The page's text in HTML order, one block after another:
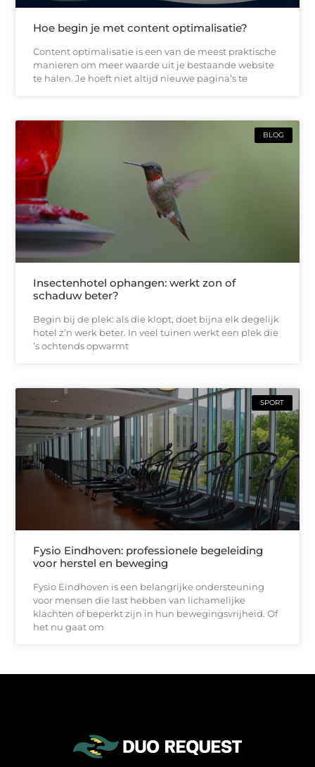
Hoe begin je met content optimalisatie?
Content optimalisatie is een van de meest praktische
manieren om meer waarde uit je bestaande website
te halen. Je hoeft niet altijd nieuwe pagina’s te
BLOG
Insectenhotel ophangen: werkt zon of
schaduw beter?
Begin bij de plek: als die klopt, doet bijna elk degelijk
hotel z’n werk beter. In veel tuinen werkt een plek die
’s ochtends opwarmt
SPORT
Fysio Eindhoven: professionele begeleiding
voor herstel en beweging
Fysio Eindhoven is een belangrijke ondersteuning
voor mensen die last hebben van lichamelijke
klachten of beperkt zijn in hun bewegingsvrijheid. Of
het nu gaat om